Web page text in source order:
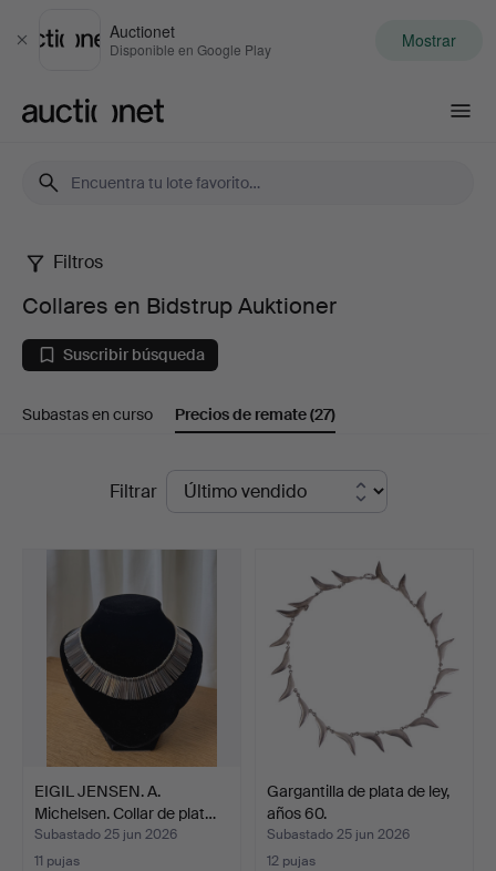
Cerrar
Auctionet
Disponible en Google Play Mostrar
Collares
en
Bidstrup
Auktioner
Filtros
Collares en Bidstrup Auktioner
Suscribir búsqueda
Subastas en curso Precios de remate(27)
Filtrar
EIGIL JENSEN. A.
Michelsen. Collar de plat…
Subastado 25 jun 2026
11 pujas
Gargantilla de plata de ley,
años 60.
Subastado 25 jun 2026
12 pujas